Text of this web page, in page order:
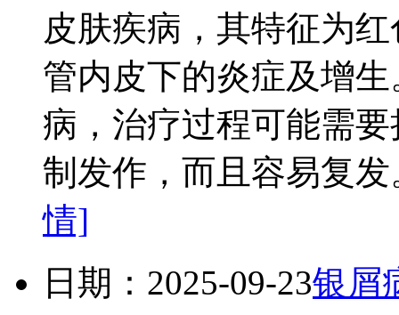
皮肤疾病，其特征为
管内皮下的炎症及增
病，治疗过程可能需
制发作，而且容易复
情]
日期：2025-09-23银屑